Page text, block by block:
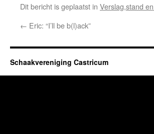
Dit bericht is geplaatst in Verslag,stand
← Eric: “I’ll be b(l)ack”
Schaakvereniging Castricum